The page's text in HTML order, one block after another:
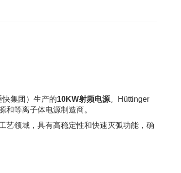
集团）生产的10KW射频电源。Hüttinger
等离子体电源制造商。
艺领域，具有高稳定性和快速灭弧功能，确